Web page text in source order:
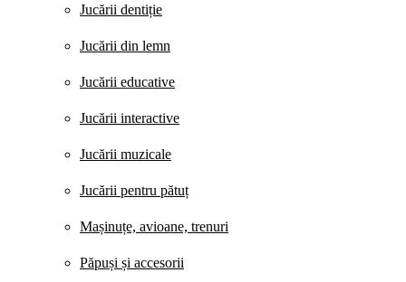
Jucării dentiție
Jucării din lemn
Jucării educative
Jucării interactive
Jucării muzicale
Jucării pentru pătuț
Mașinuțe, avioane, trenuri
Păpuși și accesorii